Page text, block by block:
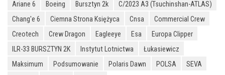
Ariane 6 Boeing Bursztyn 2k
C/2023 A3 (Tsuchinshan-ATLAS)
Chang'e 6
Ciemna Strona Księżyca Cnsa
Commercial Crew
Creotech
Crew Dragon Eagleeye Esa
Europa Clipper
ILR-33 BURSZTYN 2K
Instytut Lotnictwa
Łukasiewicz
Maksimum
Podsumowanie Polaris Dawn POLSA SEVA